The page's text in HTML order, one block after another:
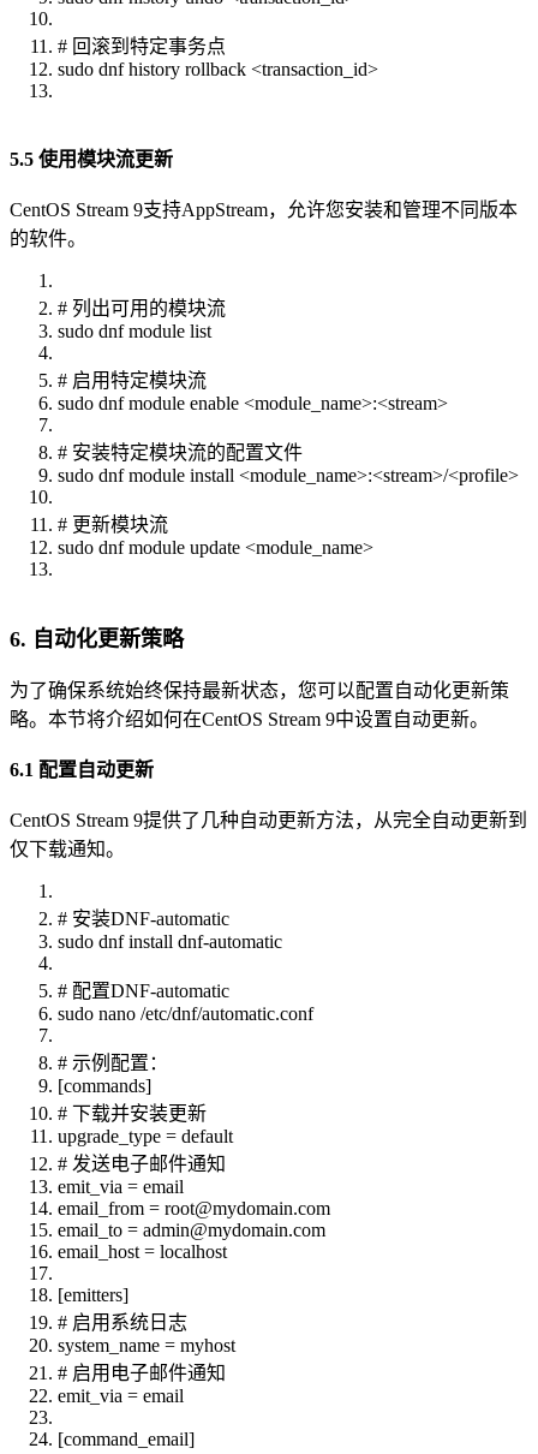
# 回滚到特定事务点
sudo dnf history rollback <transaction_id>
5.5 使用模块流更新
CentOS Stream 9支持AppStream，允许您安装和管理不同版本
的软件。
# 列出可用的模块流
sudo dnf module list
# 启用特定模块流
sudo dnf module enable <module_name>:<stream>
# 安装特定模块流的配置文件
sudo dnf module install <module_name>:<stream>/<profile>
# 更新模块流
sudo dnf module update <module_name>
6. 自动化更新策略
为了确保系统始终保持最新状态，您可以配置自动化更新策
略。本节将介绍如何在CentOS Stream 9中设置自动更新。
6.1 配置自动更新
CentOS Stream 9提供了几种自动更新方法，从完全自动更新到
仅下载通知。
# 安装DNF-automatic
sudo dnf install dnf-automatic
# 配置DNF-automatic
sudo nano /etc/dnf/automatic.conf
# 示例配置：
[commands]
# 下载并安装更新
upgrade_type = default
# 发送电子邮件通知
emit_via = email
email_from = root@mydomain.com
email_to = admin@mydomain.com
email_host = localhost
[emitters]
# 启用系统日志
system_name = myhost
# 启用电子邮件通知
emit_via = email
[command_email]